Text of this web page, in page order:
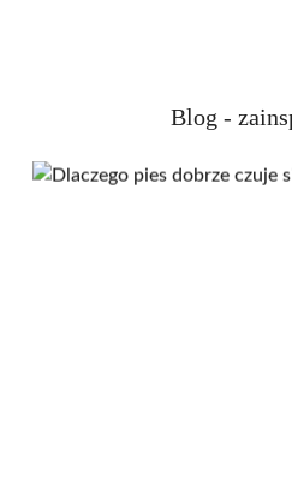
Blog -